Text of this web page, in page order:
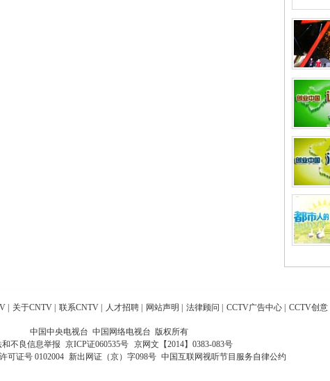
关于CNTV 联系CNTV 人才招聘 网站声明 法律顾问 CCTV广告中心 CCTV创意
中国中央电视台 中国网络电视台 版权所有
和不良信息举报 京ICP证060535号
京网文【2014】0383-083号
可证号 0102004 新出网证（京）字098号 中国互联网视听节目服务自律公约